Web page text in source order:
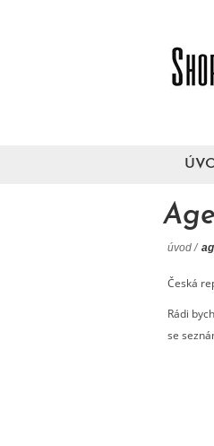
úvod /
Česká
Rádi
se